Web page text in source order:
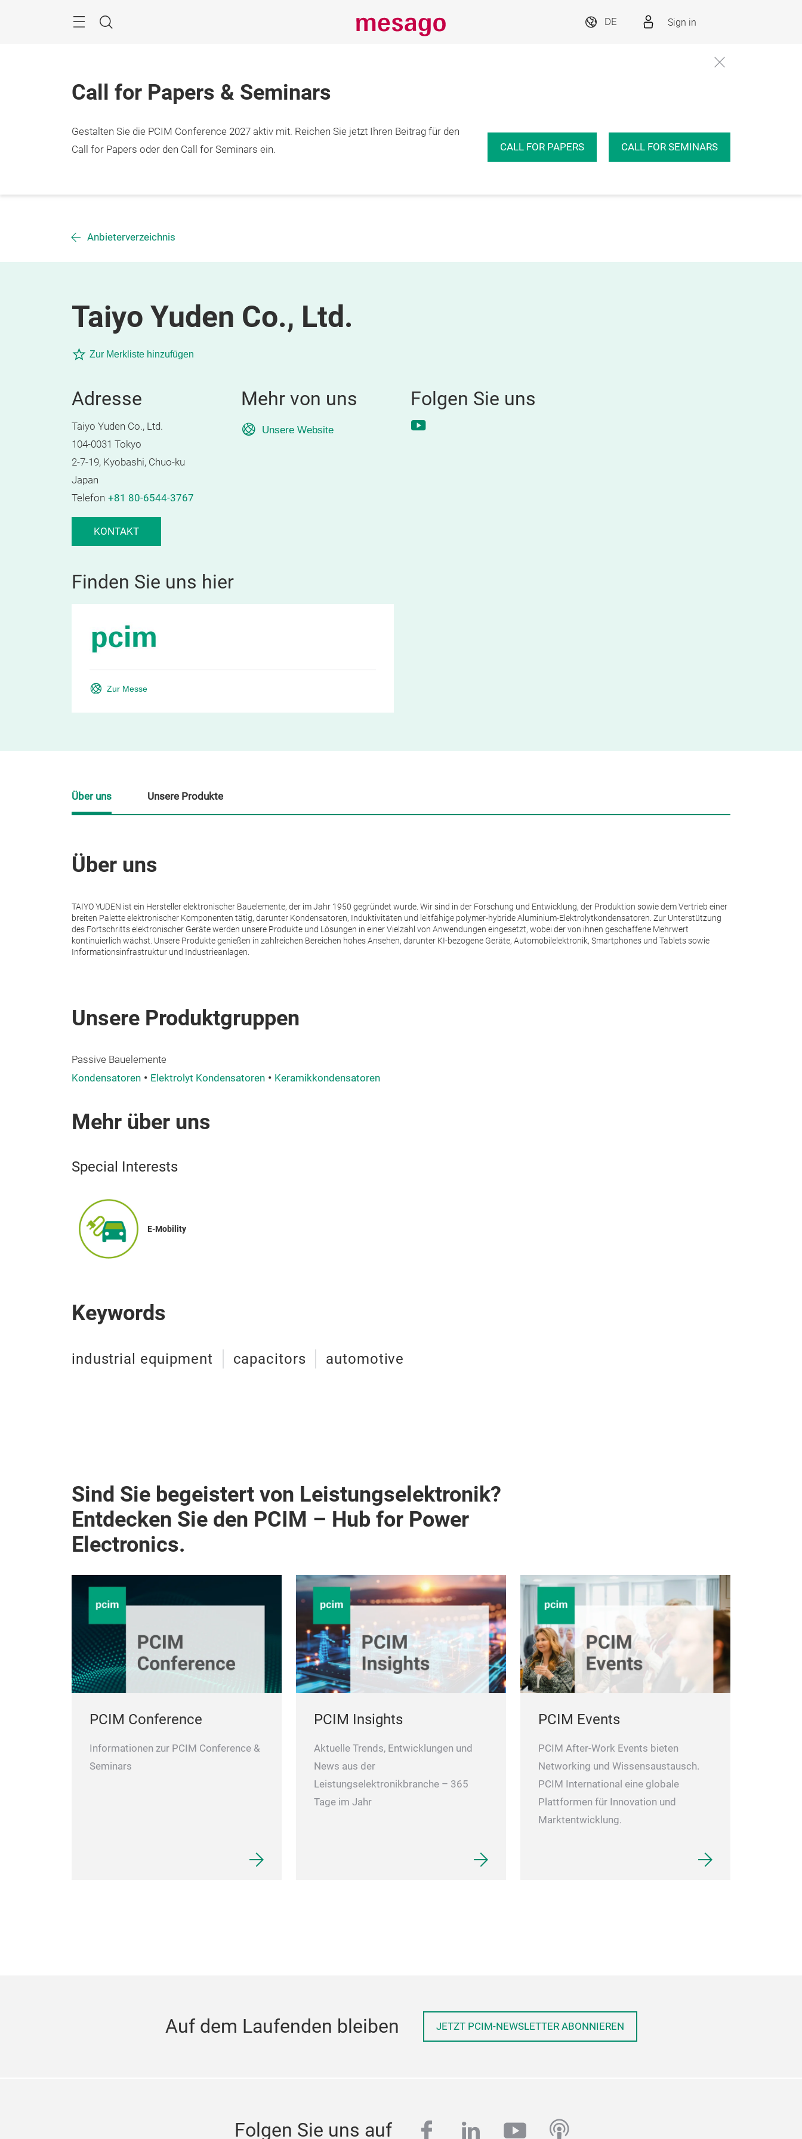
Suche
DE Sign in
Call for Papers & Seminars
Gestalten Sie die PCIM Conference 2027 aktiv mit. Reichen Sie jetzt Ihren Beitrag für den
Call for Papers oder den Call for Seminars ein.
CALL FOR PAPERS CALL FOR SEMINARS
Anbieterverzeichnis
Taiyo Yuden Co., Ltd.
Zur Merkliste hinzufügen
Adresse
Taiyo Yuden Co., Ltd.
104-0031 Tokyo
2-7-19, Kyobashi, Chuo-ku
Japan
Telefon +81 80-6544-3767
KONTAKT
Mehr von uns
Unsere Website
Folgen Sie uns
YouTube
Finden Sie uns hier
Zur Messe
Über uns
TAIYO YUDEN ist ein Hersteller elektronischer Bauelemente, der im Jahr 1950 gegründet wurde. Wir sind in der Forschung und Entwicklung, der Produktion sowie dem Vertrieb einer
breiten Palette elektronischer Komponenten tätig, darunter Kondensatoren, Induktivitäten und leitfähige polymer-hybride Aluminium-Elektrolytkondensatoren. Zur Unterstützung
des Fortschritts elektronischer Geräte werden unsere Produkte und Lösungen in einer Vielzahl von Anwendungen eingesetzt, wobei der von ihnen geschaffene Mehrwert
kontinuierlich wächst. Unsere Produkte genießen in zahlreichen Bereichen hohes Ansehen, darunter KI-bezogene Geräte, Automobilelektronik, Smartphones und Tablets sowie
Informationsinfrastruktur und Industrieanlagen.
Unsere Produktgruppen
Passive Bauelemente
Kondensatoren
Elektrolyt Kondensatoren Keramikkondensatoren
Mehr über uns
Special Interests
E-Mobility
Keywords
industrial equipment capacitors automotive
Über uns Unsere Produkte
Sind Sie begeistert von Leistungselektronik?
Entdecken Sie den PCIM – Hub for Power
Electronics.
PCIM Conference
Informationen zur PCIM Conference &
Seminars
PCIM Insights
Aktuelle Trends, Entwicklungen und
News aus der
Leistungselektronikbranche – 365
Tage im Jahr
PCIM Events
PCIM After-Work Events bieten
Networking und Wissensaustausch.
PCIM International eine globale
Plattformen für Innovation und
Marktentwicklung.
Auf dem Laufenden bleiben JETZT PCIM-NEWSLETTER ABONNIEREN
Folgen Sie uns auf facebook
linkedinyoutubepodcast